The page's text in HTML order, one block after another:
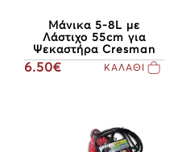
Μάνικα 5-8L με
Λάστιχο 55cm για
Ψεκαστήρα Cresman
6.50€ ΚΑΛΑΘΙ